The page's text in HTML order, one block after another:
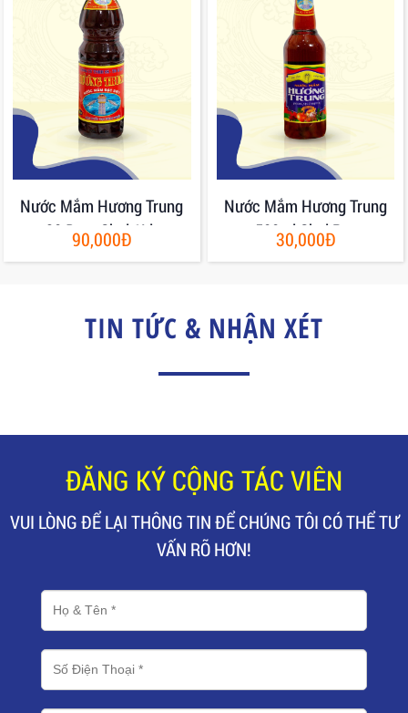
Nước Mắm Hương Trung
30 Đạm Chai 1Lit
90,000Đ
Nước Mắm Hương Trung
500ml Chai Pet
30,000Đ
TIN TỨC & NHẬN XÉT
ĐĂNG KÝ CỘNG TÁC VIÊN
VUI LÒNG ĐỂ LẠI THÔNG TIN ĐỂ CHÚNG TÔI CÓ THỂ TƯ
VẤN RÕ HƠN!